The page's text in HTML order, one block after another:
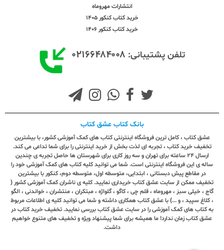
انتشارات مهروماه
خرید کتاب کنکور 1405
خرید کتاب کنکور 1406
تلفن پشتیبانی: ۰۲۱۶۶۴۸۴۰۰۸
بانک کتاب عشق کتاب
عشق کتاب ، کامل ترین فروشگاه اینترنتی کتاب های کمک آموزشی کشور، با بیشترین
تخفیف خرید کتاب ، تجربه ای لذت بخش از خرید اینترنتی را برای شما تداعی می کند.
ارسال ٢٤ ساعته برای تهران و سه روز کاری برای شهرستان ها حاصل تجربه ی چندین
ساله ی این فروشگاه اینترنتی است. شما می توانید کلیه کتاب های کمک آموزشی خود را
در مقاطع پیش دبستانی ، ابتدایی، متوسطه اول، متوسطه دوم، کنکور با بیشترین
تخفیف ممکن از سایت عشق کتاب خریداری نمایید. کلیه ی ناشران کمک آموزشی کشور (
گاج ، خیلی سبز ، مهروماه ، قلم چی ، کاگو ، گلواژه ، مبتکران ، منتشران ، خواندنی ، الگو
، کلاغ سپید ، و ...) با عشق کتاب همکاری داشته و شما می توانید کلیه ی اطلاعات مربوط
به کتاب های کمک آموزشی را در سایت عشق کتاب بررسی نمایید. تخفیف خرید کتاب در
عشق کتاب زمان ندارد! ما همیشه برای شما پیشنهاد ویژه و تخفیف های متنوع خواهیم
داشت.